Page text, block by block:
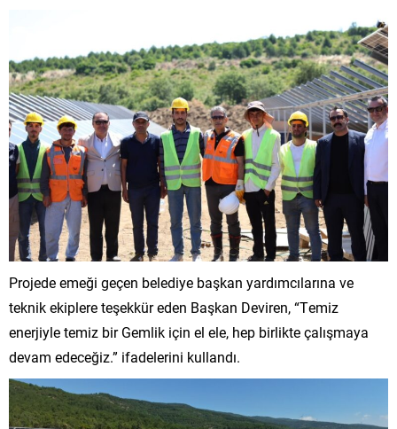
Projede emeği geçen belediye başkan yardımcılarına ve
teknik ekiplere teşekkür eden Başkan Deviren, “Temiz
enerjiyle temiz bir Gemlik için el ele, hep birlikte çalışmaya
devam edeceğiz.” ifadelerini kullandı.